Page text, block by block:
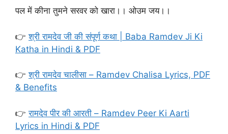
पल में कीना तुमने सरवर को खारा।। ओउम जय।।
👉श्री रामदेव जी की संपूर्ण कथा | Baba Ramdev Ji Ki
Katha in Hindi & PDF
👉श्री रामदेव चालीसा – Ramdev Chalisa Lyrics, PDF
& Benefits
👉रामदेव पीर की आरती – Ramdev Peer Ki Aarti
Lyrics in Hindi & PDF